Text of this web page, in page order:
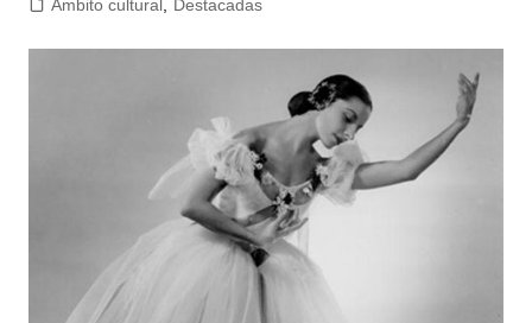
Ámbito cultural, Destacadas